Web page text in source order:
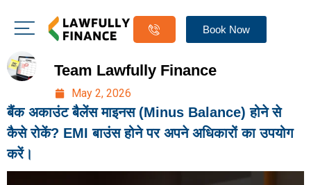
Book Now
Team Lawfully Finance
May 2, 2026
बैंक अकाउंट बैलेंस माइनस (Minus Balance) होने से
कैसे रोकें? EMI बाउंस होने पर अपने अधिकारों का उपयोग
करें।